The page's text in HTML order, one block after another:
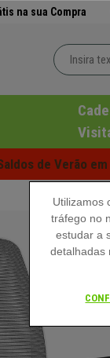
na sua Compra
de Verão
Utilizamos
tráfego no
estudar a
detalhadas